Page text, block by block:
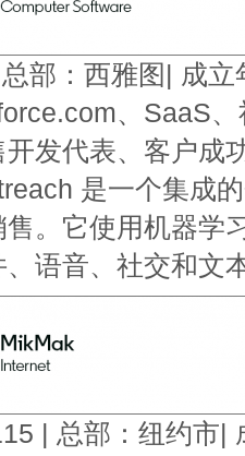
部：西雅图| 成
、SaaS
发代表、客户成
是一个集成
。它使用机器学
语音、社交和文
| 总部：纽约市|